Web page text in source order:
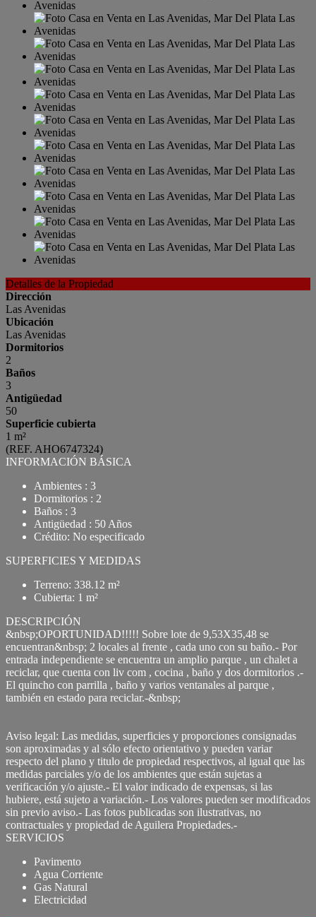
Detalles de la Propiedad
Dirección
Las Avenidas
Ubicación
Las Avenidas
Dormitorios
2
Baños
3
Antigüedad
50
Superficie cubierta
1 m²
(REF. AHO6747324)
INFORMACIÓN BÁSICA
Ambientes : 3
Dormitorios : 2
Baños : 3
Antigüedad : 50 Años
Crédito: No especificado
SUPERFICIES Y MEDIDAS
Terreno: 338.12 m²
Cubierta: 1 m²
DESCRIPCIÓN
&nbsp;OPORTUNIDAD!!!!! Sobre lote de 9,53X35,48 se
encuentran&nbsp; 2 locales al frente , cada uno con su baño.- Por
entrada independiente se encuentra un amplio parque , un chalet a
reciclar, que cuenta con liv com , cocina , baño y dos dormitorios .-
El quincho con parrilla , baño y varios ventanales al parque ,
también en estado para reciclar.-&nbsp;
Aviso legal: Las medidas, superficies y proporciones consignadas
son aproximadas y al sólo efecto orientativo y pueden variar
respecto del plano y titulo de propiedad respectivos, al igual que las
medidas parciales y/o de los ambientes que están sujetas a
verificación y/o ajuste.- El valor indicado de expensas, si las
hubiere, está sujeto a variación.- Los valores pueden ser modificados
sin previo aviso.- Las fotos publicadas son ilustrativas, no
contractuales y propiedad de Aguilera Propiedades.-
SERVICIOS
Pavimento
Agua Corriente
Gas Natural
Electricidad